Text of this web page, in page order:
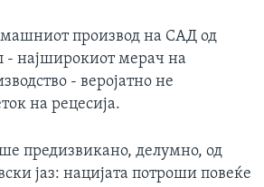
производ на САД од
- најширокиот мерач на
- веројатно не
на рецесија.
предизвикано, делумно, од
јаз: нацијата потроши повеќе